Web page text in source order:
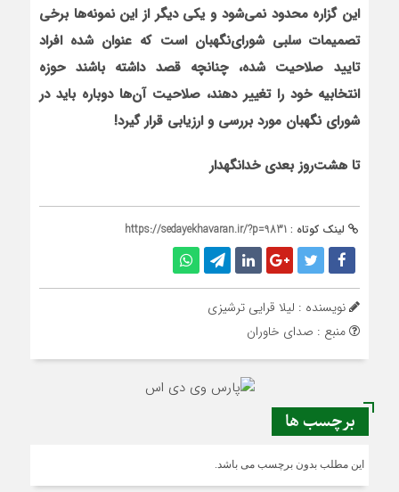
این گزاره محدود نمی‌شود و یکی دیگر از این نمونه‌ها برخی
تصمیمات سلبی شورای‌نگهبان است که عنوان شده افراد
تایید صلاحیت شده، چنانچه قصد داشته باشند حوزه
انتخابیه خود را تغییر دهند، صلاحیت آن‌ها دوباره باید در
شورای نگهبان مورد بررسی و ارزیابی قرار گیرد!
تا هشت‌روز بعدی خدانگهدار
لینک کوتاه : https://sedayekhavaran.ir/?p=9831
نویسنده : لیلا قرایی ترشیزی
منبع : صدای خاوران
برچسب ها
این مطلب بدون برچسب می باشد.